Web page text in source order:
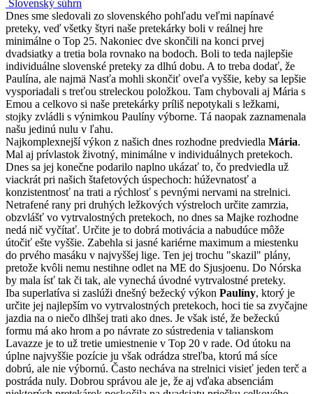
Slovenský súhrn
Dnes sme sledovali zo slovenského pohľadu veľmi napínavé
preteky, veď všetky štyri naše pretekárky boli v reálnej hre
minimálne o Top 25. Nakoniec dve skončili na konci prvej
dvadsiatky a tretia bola rovnako na bodoch. Boli to teda najlepšie
individuálne slovenské preteky za dlhú dobu. A to treba dodať, že
Paulína, ale najmä Nasťa mohli skončiť oveľa vyššie, keby sa lepšie
vysporiadali s treťou streleckou položkou. Tam chybovali aj Mária s
Emou a celkovo si naše pretekárky príliš nepotykali s ležkami,
stojky zvládli s výnimkou Paulíny výborne. Tá naopak zaznamenala
našu jedinú nulu v ľahu.
Najkomplexnejší výkon z našich dnes rozhodne predviedla Mária.
Mal aj prívlastok životný, minimálne v individuálnych pretekoch.
Dnes sa jej konečne podarilo naplno ukázať to, čo predviedla už
viackrát pri našich štafetových úspechoch: húževnatosť a
konzistentnosť na trati a rýchlosť s pevnými nervami na strelnici.
Netrafené rany pri druhých ležkových výstreloch určite zamrzia,
obzvlášť vo vytrvalostných pretekoch, no dnes sa Majke rozhodne
nedá nič vyčítať. Určite je to dobrá motivácia a nabudúce môže
útočiť ešte vyššie. Zabehla si jasné kariérne maximum a miestenku
do prvého masáku v najvyššej lige. Ten jej trochu "skazil" plány,
pretože kvôli nemu nestihne odlet na ME do Sjusjoenu. Do Nórska
by mala ísť tak či tak, ale vynechá úvodné vytrvalostné preteky.
Iba superlatíva si zaslúži dnešný bežecký výkon Paulíny, ktorý je
určite jej najlepším vo vytrvalostných pretekoch, hoci tie sa zvyčajne
jazdia na o niečo dlhšej trati ako dnes. Je však isté, že bežeckú
formu má ako hrom a po návrate zo sústredenia v talianskom
Lavazze je to už tretie umiestnenie v Top 20 v rade. Od útoku na
úplne najvyššie pozície ju však odrádza streľba, ktorú má síce
dobrú, ale nie výbornú. Často necháva na strelnici visieť jeden terč a
postráda nuly. Dobrou správou ale je, že aj vďaka absenciám